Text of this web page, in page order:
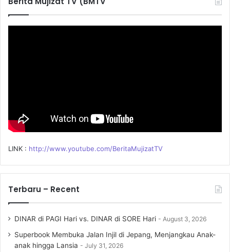
f
o
LINK : http://www.youtube.com/BeritaMujizatTV
Terbaru – Recent
DINAR di PAGI Hari vs. DINAR di SORE Hari August 3, 2026
Superbook Membuka Jalan Injil di Jepang, Menjangkau Anak-
anak hingga Lansia
July 31, 2026